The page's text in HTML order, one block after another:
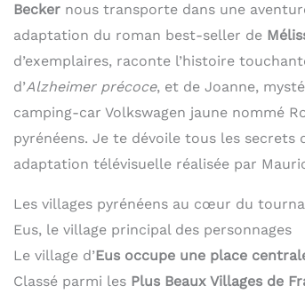
Beckernous transporte dans une
adaptation du roman best-seller de
d’exemplaires, raconte l’histoire
d’Alzheimer précoce, et de Joanne,
camping-car Volkswagen jaune nommé
pyrénéens. Je te dévoile tous les secrets
adaptation télévisuelle réalisée par
Les villages pyrénéens au cœur du
Eus, le village principal des personnages
Le village d’Eus occupe une place
Classé parmi les Plus Beaux Villages de